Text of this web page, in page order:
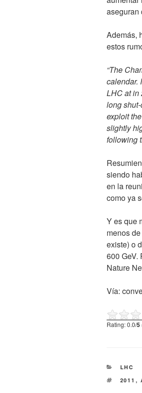
aseguran
Además,
estos
“The
calendar.
LHCat in
long
exploit
slightly
following
siendo
en la
como ya
Y es que
menos
existe) o
600 GeV.
Nature
Vía:
Rating: 0.0/5
LHC
TAGS
2011 ,